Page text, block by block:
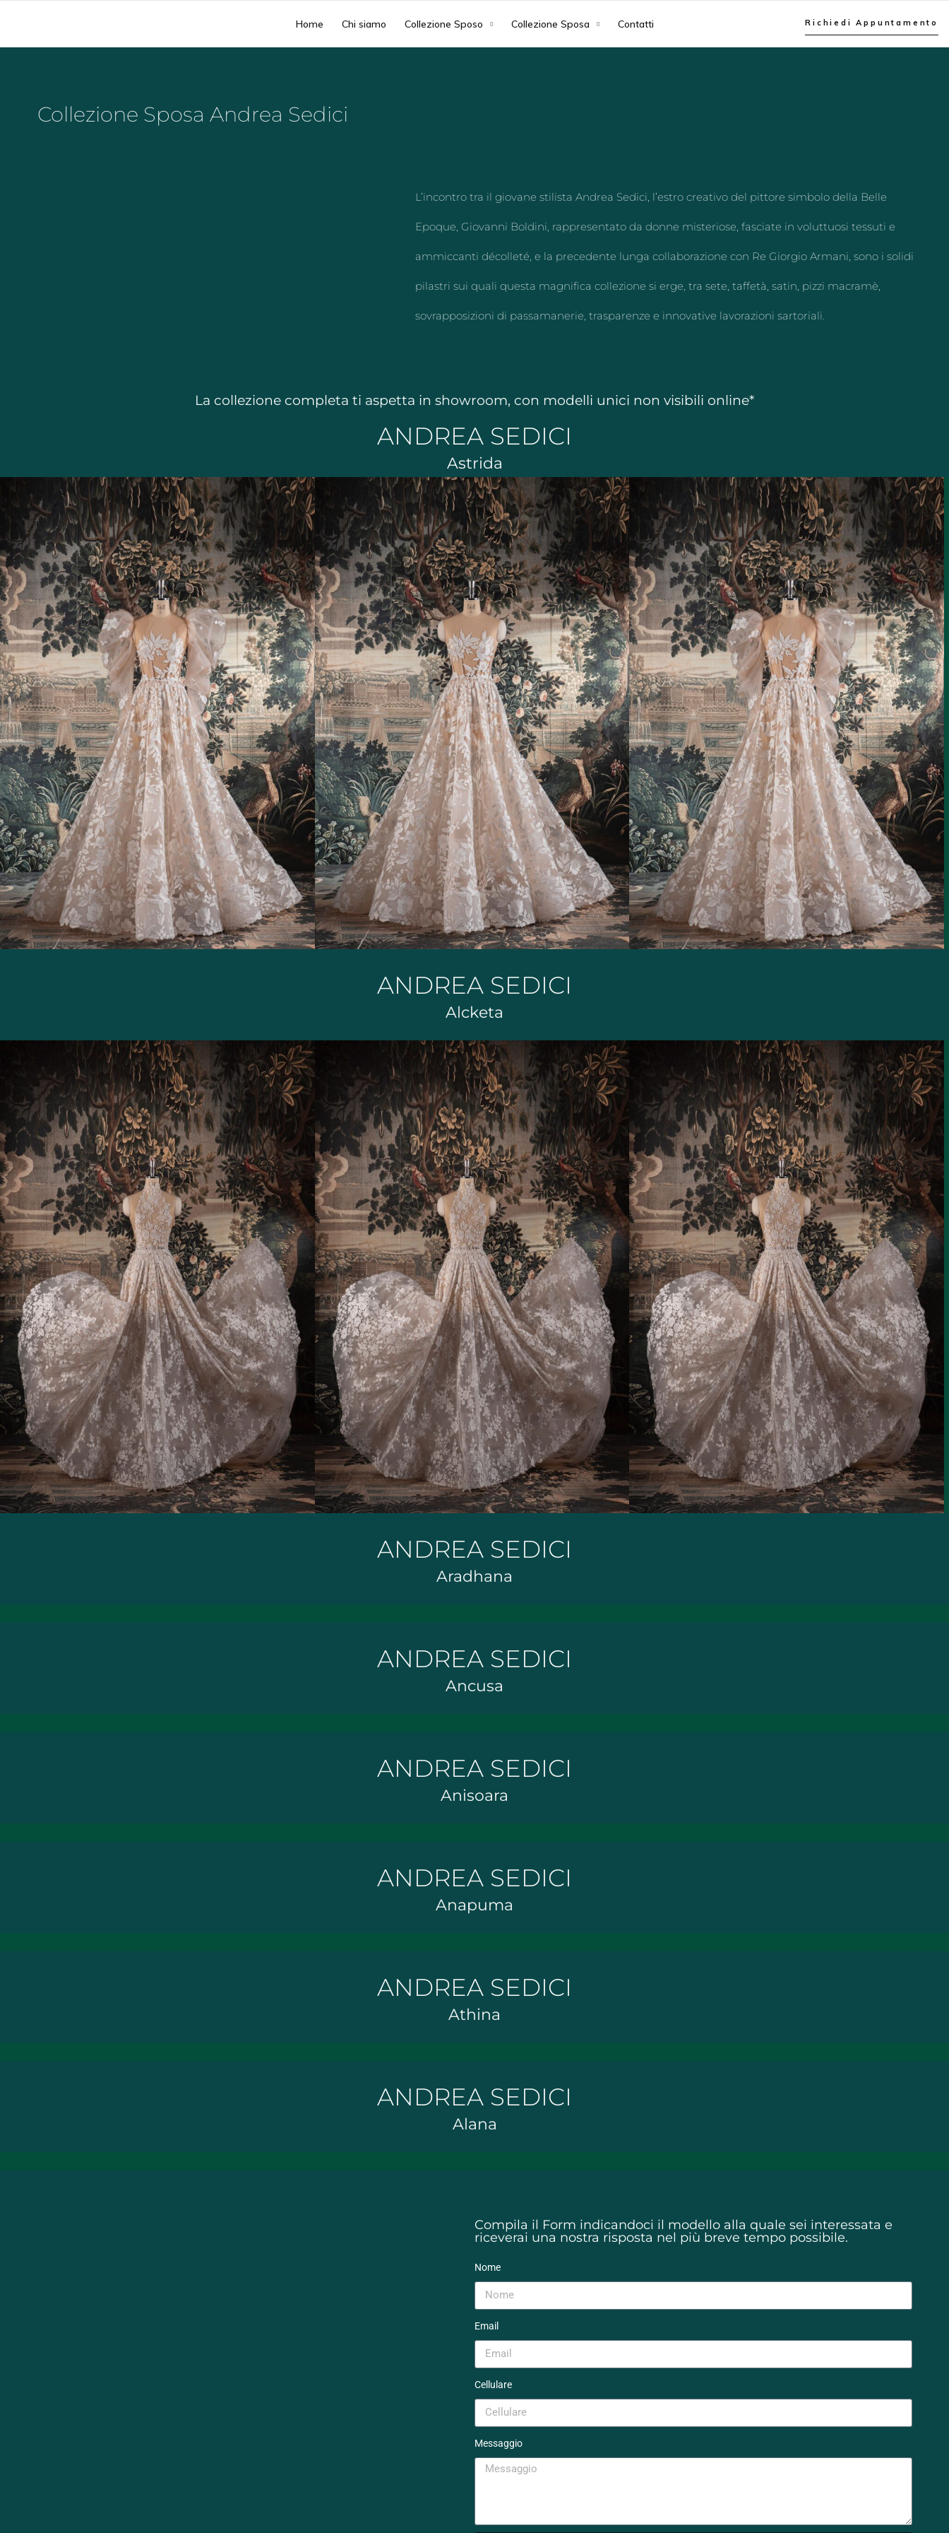
Home Chi siamo Collezione Sposo Collezione Sposa Contatti Richiedi Appuntamento
Collezione Sposa Andrea Sedici
L’incontro tra il giovane stilista Andrea Sedici, l’estro creativo del pittore simbolo della Belle
Epoque, Giovanni Boldini, rappresentato da donne misteriose, fasciate in voluttuosi tessuti e
ammiccanti décolleté, e la precedente lunga collaborazione con Re Giorgio Armani, sono i solidi
pilastri sui quali questa magnifica collezione si erge, tra sete, taffetà, satin, pizzi macramè,
sovrapposizioni di passamanerie, trasparenze e innovative lavorazioni sartoriali.
La collezione completa ti aspetta in showroom, con modelli unici non visibili online*
ANDREA SEDICI
Astrida
ANDREA SEDICI
Alcketa
ANDREA SEDICI
Aradhana
ANDREA SEDICI
Ancusa
ANDREA SEDICI
Anisoara
ANDREA SEDICI
Anapuma
ANDREA SEDICI
Athina
ANDREA SEDICI
Alana
Compila il Form indicandoci il modello alla quale sei interessata e
riceverai una nostra risposta nel più breve tempo possibile.
Nome
Email
Cellulare
Messaggio